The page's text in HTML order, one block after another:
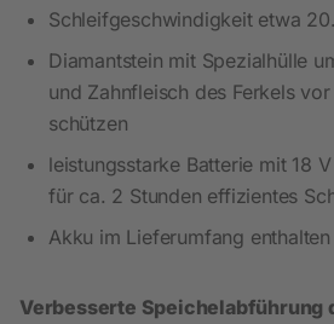
Schleifgeschwindigkeit etwa
Diamantstein mit Spezialhülle
und Zahnfleisch des Ferkels
schützen
leistungsstarke Batterie mit 18
für ca. 2 Stunden effizientes
Akku im Lieferumfang enthalten
Verbesserte Speichelabführung